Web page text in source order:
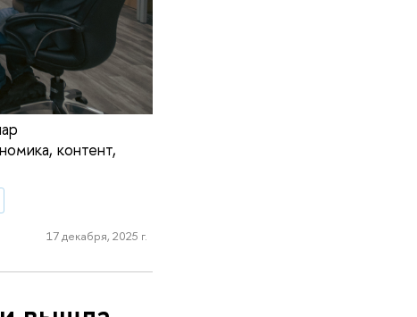
контент,
17 декабря, 2025 г.